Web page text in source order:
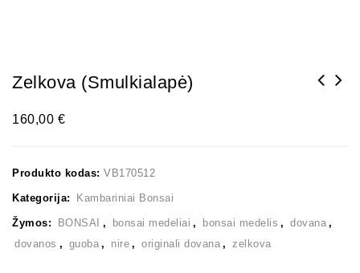
Zelkova (smulkialapė)
160,00€
Produkto kodas: VB170512
Kategorija: Kambariniai Bonsai
Žymos: BONSAI , bonsai medeliai , bonsai medelis , dovana ,
dovanos , guoba , nire , originali dovana , zelkova